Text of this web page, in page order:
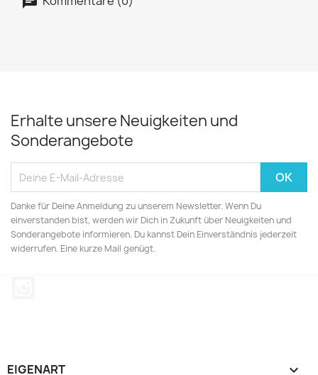
Erhalte unsere Neuigkeiten und
Sonderangebote
Danke für Deine Anmeldung zu unserem Newsletter. Wenn Du
einverstanden bist, werden wir Dich in Zukunft über Neuigkeiten und
Sonderangebote informieren. Du kannst Dein Einverständnis jederzeit
widerrufen. Eine kurze Mail genügt.
EIGENART 